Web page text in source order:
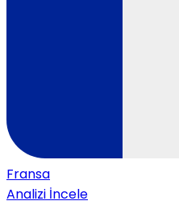
Fransa
Analizi İncele